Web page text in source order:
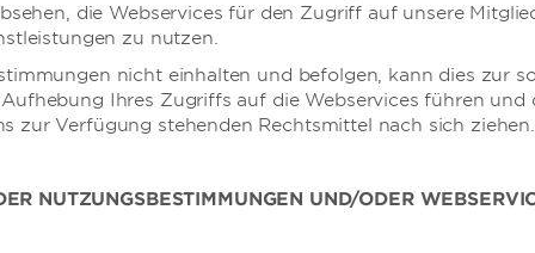
MEHR INFORMATIONEN
die Webservices für den Zugriff auf unsere
zu nutzen.
nicht einhalten und befolgen, kann dies zur
Ihres Zugriffs auf die Webservices führen und
zur Verfügung stehenden Rechtsmittel nach sich ziehen.
NUTZUNGSBESTIMMUNGEN UND/ODER